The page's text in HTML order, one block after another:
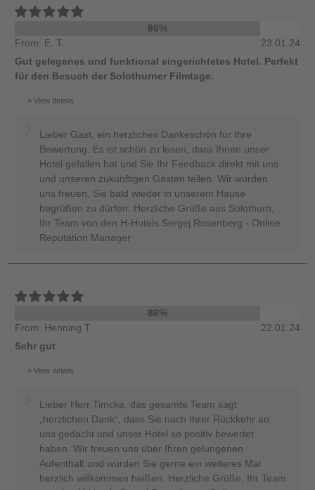
86%
From: E. T.
23.01.24
Gut gelegenes und funktional eingerichtetes Hotel. Perfekt
für den Besuch der Solothurner Filmtage.
View details
Lieber Gast, ein herzliches Dankeschön für Ihre
Bewertung. Es ist schön zu lesen, dass Ihnen unser
Hotel gefallen hat und Sie Ihr Feedback direkt mit uns
und unseren zukünftigen Gästen teilen. Wir würden
uns freuen, Sie bald wieder in unserem Hause
begrüßen zu dürfen. Herzliche Grüße aus Solothurn,
Ihr Team von den H-Hotels Sergej Rosenberg - Online
Reputation Manager
86%
From: Henning T.
22.01.24
Sehr gut
View details
Lieber Herr Timcke, das gesamte Team sagt
„herzlichen Dank“, dass Sie nach Ihrer Rückkehr an
uns gedacht und unser Hotel so positiv bewertet
haben. Wir freuen uns über Ihren gelungenen
Aufenthalt und würden Sie gerne ein weiteres Mal
herzlich willkommen heißen. Herzliche Grüße, Ihr Team